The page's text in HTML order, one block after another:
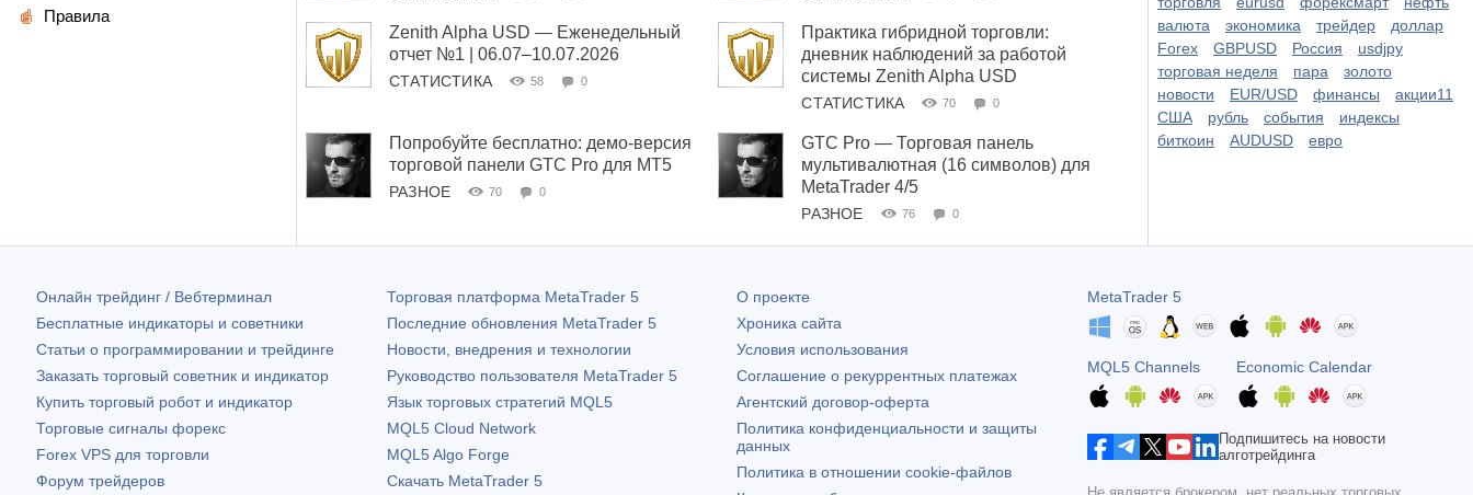
Правила
Zenith Alpha USD — Еженедельный
отчет №1 | 06.07–10.07.2026
СТАТИСТИКА 58 0
Практика гибридной торговли:
дневник наблюдений за работой
системы Zenith Alpha USD
СТАТИСТИКА 70 0
Попробуйте бесплатно: демо-версия
торговой панели GTC Pro для MT5
РАЗНОЕ 70 0
GTC Pro — Торговая панель
мультивалютная (16 символов) для
MetaTrader 4/5
РАЗНОЕ 76 0
валюта
экономика трейдер
доллар
Forex
GBPUSD Россия
usdjpy
торговая неделя
пара
золото
новости
EUR/USD финансы
акции11
США
рубль события
индексы
биткоин
AUDUSD евро
Онлайн трейдинг / Вебтерминал
Бесплатные индикаторы и советники
Статьи о программировании и трейдинге
Заказать торговый советник и индикатор
Купить торговый робот и индикатор
Торговые сигналы форекс
Forex VPS для торговли
Форум трейдеров
Торговая платформа MetaTrader 5
Последние обновления MetaTrader 5
Новости, внедрения и технологии
Руководство пользователя MetaTrader 5
Язык торговых стратегий MQL5
MQL5 Cloud Network
MQL5 Algo Forge
Скачать MetaTrader 5
О проекте
Хроника сайта
Условия использования
Соглашение о рекуррентных платежах
Агентский договор-оферта
Политика конфиденциальности и защиты
данных
Политика в отношении cookie-файлов
MetaTrader 5
MQL5 Channels Economic Calendar
Подпишитесь на новости
алготрейдинга